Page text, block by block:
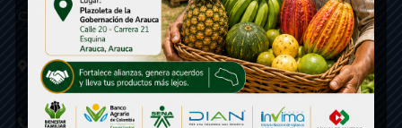
Contáctenos
Calle 20 - Carrera 21 Esquina
Código postal 810001
Linea de Servicio a la Ciudadania: 57- 6078851946